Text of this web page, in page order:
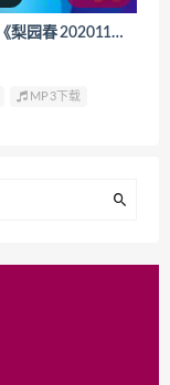
梨园春《梨园春 20201101期》
MP3下载